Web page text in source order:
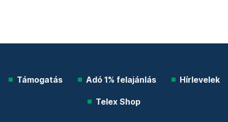
Támogatás Adó 1% felajánlás Hírlevelek
Telex Shop